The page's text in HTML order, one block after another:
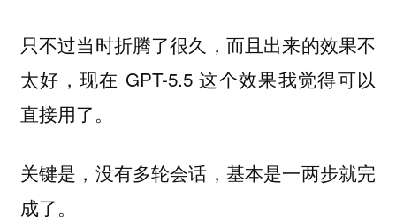
只不过当时折腾了很久，而且出来的效果不
太好，现在 GPT-5.5 这个效果我觉得可以
直接用了。
关键是，没有多轮会话，基本是一两步就完
成了。